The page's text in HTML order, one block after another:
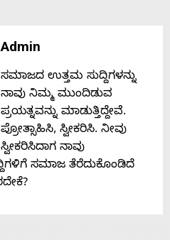
Admin
ಸಮಾಜದ ಉತ್ತಮ ಸುದ್ದಿಗಳನ್ನು
ನಾವು ನಿಮ್ಮ ಮುಂದಿಡುವ
ಪ್ರಯತ್ನವನ್ನು ಮಾಡುತ್ತಿದ್ದೇವೆ.
ಪ್ರೋತ್ಸಾಹಿಸಿ, ಸ್ವೀಕರಿಸಿ. ನೀವು
ಸ್ವೀಕರಿಸಿದಾಗ ನಾವು
ಸಮಾಜ ತೆರೆದುಕೊಂಡಿದೆ